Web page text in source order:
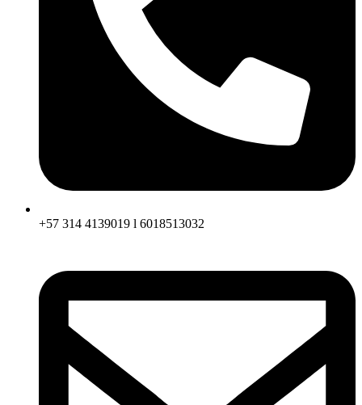
+57 314 4139019 l 6018513032